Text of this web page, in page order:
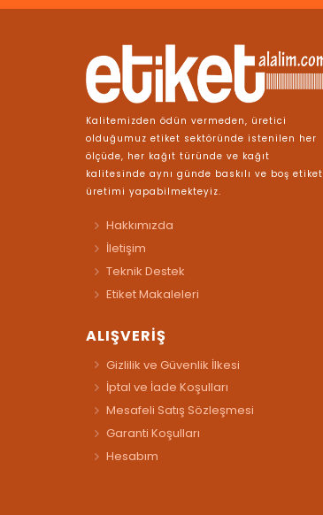
Kalitemizden ödün vermeden, üretici
olduğumuz etiket sektöründe istenilen her
ölçüde, her kağıt türünde ve kağıt
kalitesinde aynı günde baskılı ve boş etiket
üretimi yapabilmekteyiz.
Hakkımızda
İletişim
Teknik Destek
Etiket Makaleleri
ALIŞVERİŞ
Gizlilik ve Güvenlik İlkesi
İptal ve İade Koşulları
Mesafeli Satış Sözleşmesi
Garanti Koşulları
Hesabım